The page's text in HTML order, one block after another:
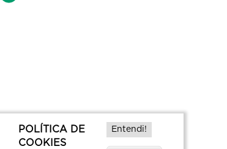
POLÍTICA DE
COOKIES
Entendi!